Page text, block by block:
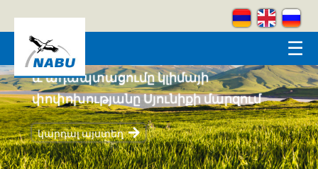
☰
Կրեատիվ լեռներ
կարդալ այստեղ